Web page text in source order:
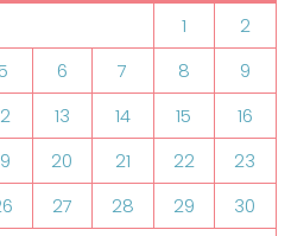
1
2
6 7 8
9
13 14 15
16
20 21 22
23
27 28 29
30